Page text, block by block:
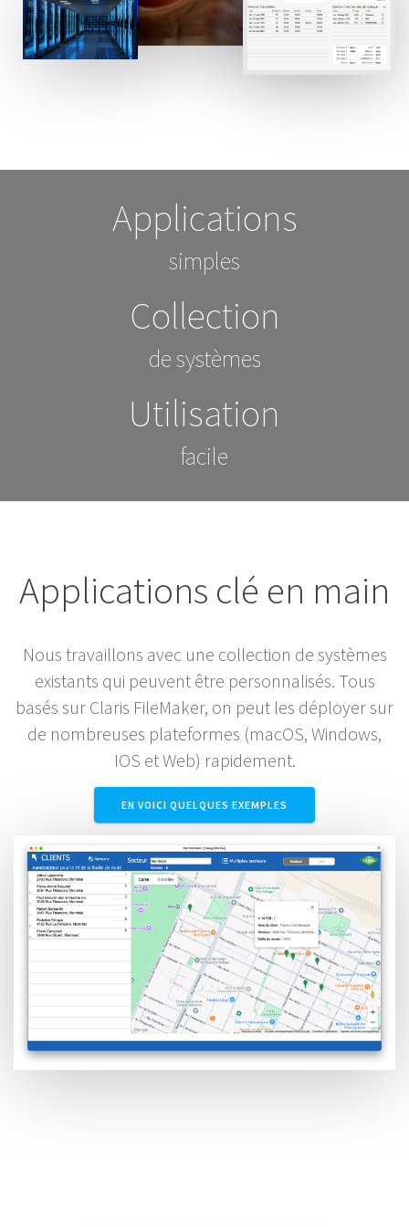
Applications
simples
Collection
de systèmes
Utilisation
facile
Applications clé en main
Nous travaillons avec une collection de systèmes
existants qui peuvent être personnalisés. Tous
basés sur Claris FileMaker, on peut les déployer sur
de nombreuses plateformes (macOS, Windows,
IOS et Web) rapidement.
EN VOICI QUELQUES EXEMPLES